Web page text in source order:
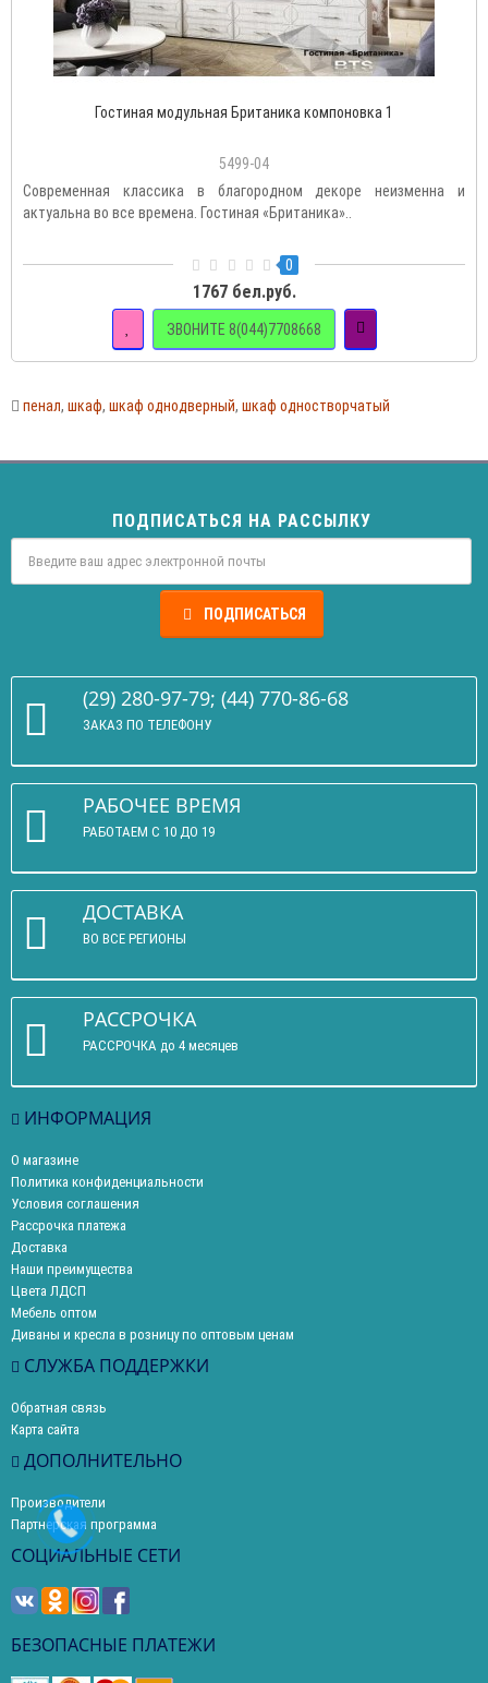
Гостиная модульная Британика компоновка 1
5499-04
Современная классика в благородном декоре неизменна и
актуальна во все времена. Гостиная «Британика»..
0
1767 бел.руб.
ЗВОНИТЕ 8(044)7708668
пенал, шкаф, шкаф однодверный, шкаф одностворчатый
ПОДПИСАТЬСЯ НА РАССЫЛКУ
ПОДПИСАТЬСЯ
(29) 280-97-79; (44) 770-86-68
ЗАКАЗ ПО ТЕЛЕФОНУ
РАБОЧЕЕ ВРЕМЯ
РАБОТАЕМ С 10 ДО 19
ДОСТАВКА
ВО ВСЕ РЕГИОНЫ
РАССРОЧКА
РАССРОЧКА до 4 месяцев
ИНФОРМАЦИЯ
О магазине
Политика конфиденциальности
Условия соглашения
Рассрочка платежа
Доставка
Наши преимущества
Цвета ЛДСП
Мебель оптом
Диваны и кресла в розницу по оптовым ценам
СЛУЖБА ПОДДЕРЖКИ
Обратная связь
Карта сайта
ДОПОЛНИТЕЛЬНО
Производители
Партнерская программа
СОЦИАЛЬНЫЕ СЕТИ
БЕЗОПАСНЫЕ ПЛАТЕЖИ